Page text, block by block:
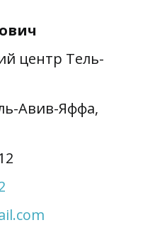
центр Тель-
Авив-Яффа,